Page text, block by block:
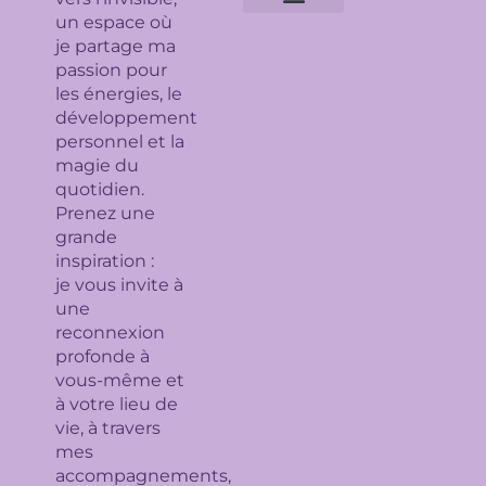
un espace où
je partage ma
passion pour
les énergies, le
développement
personnel et la
magie du
quotidien.
Prenez une
grande
inspiration :
je vous invite à
une
reconnexion
profonde à
vous-même et
à votre lieu de
vie, à travers
mes
accompagnements,